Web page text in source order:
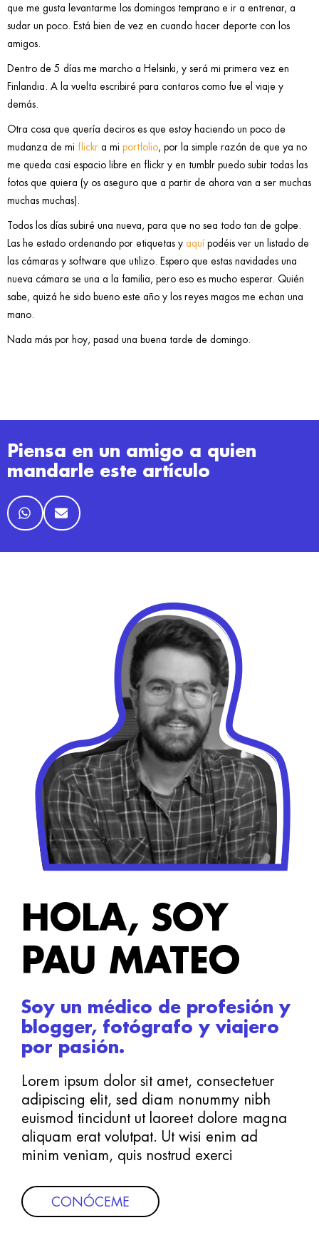
que me gusta levantarme los domingos temprano e ir a entrenar, a
sudar un poco. Está bien de vez en cuando hacer deporte con los
amigos.
Dentro de 5 días me marcho a Helsinki, y será mi primera vez en
Finlandia. A la vuelta escribiré para contaros como fue el viaje y
demás.
Otra cosa que quería deciros es que estoy haciendo un poco de
mudanza de mi flickr a mi portfolio, por la simple razón de que ya no
me queda casi espacio libre en flickr y en tumblr puedo subir todas las
fotos que quiera (y os aseguro que a partir de ahora van a ser muchas
muchas muchas).
Todos los días subiré una nueva, para que no sea todo tan de golpe.
Las he estado ordenando por etiquetas y aquí podéis ver un listado de
las cámaras y software que utilizo. Espero que estas navidades una
nueva cámara se una a la familia, pero eso es mucho esperar. Quién
sabe, quizá he sido bueno este año y los reyes magos me echan una
mano.
Nada más por hoy, pasad una buena tarde de domingo.
Piensa en un amigo a quien
mandarle este artículo
HOLA, SOY
PAU MATEO
Soy un médico de profesión y
blogger, fotógrafo y viajero
por pasión.
Lorem ipsum dolor sit amet, consectetuer
adipiscing elit, sed diam nonummy nibh
euismod tincidunt ut laoreet dolore magna
aliquam erat volutpat. Ut wisi enim ad
minim veniam, quis nostrud exerci
CONÓCEME